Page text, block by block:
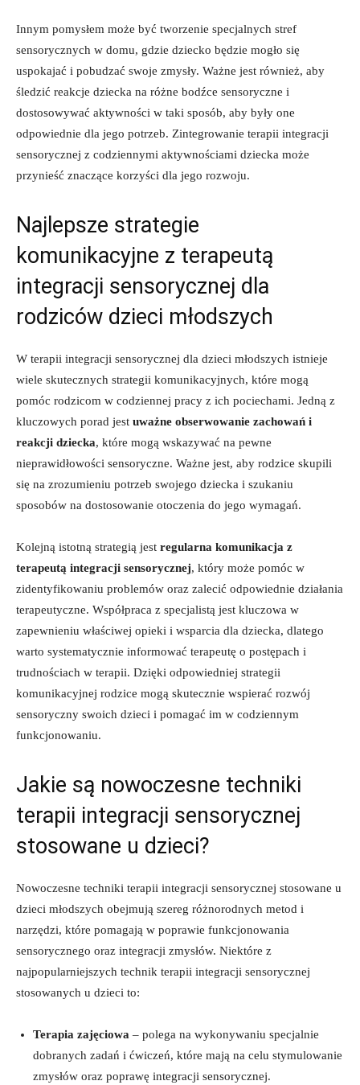
Innym pomysłem może być tworzenie specjalnych‍ stref
sensorycznych w ‍domu, ⁣gdzie⁣ dziecko​ będzie mogło ​się
⁢uspokajać ⁣i pobudzać swoje zmysły. Ważne jest również, aby
śledzić reakcje dziecka ⁢na różne bodźce⁢ sensoryczne‍ i
dostosowywać aktywności w taki sposób, aby ⁤były one
odpowiednie dla jego potrzeb. Zintegrowanie terapii integracji
sensorycznej⁢ z ‌codziennymi aktywnościami dziecka może⁤
przynieść ⁣znaczące korzyści dla jego​ rozwoju.
Najlepsze strategie
komunikacyjne ​z⁢ terapeutą
integracji‍ sensorycznej⁢ dla
⁤rodziców ⁣dzieci młodszych
W terapii integracji sensorycznej dla dzieci młodszych istnieje
wiele skutecznych ‍strategii komunikacyjnych, które⁤ mogą⁢
pomóc​ rodzicom w⁣ codziennej pracy z ich ‍pociechami. ⁢Jedną z​
kluczowych porad jest uważne obserwowanie zachowań i⁢
reakcji dziecka, ‍które mogą​ wskazywać ⁤na pewne
nieprawidłowości sensoryczne. Ważne jest,⁣ aby rodzice skupili
się ⁢na zrozumieniu potrzeb swojego ​dziecka i szukaniu
sposobów na dostosowanie ⁤otoczenia do jego ‌wymagań.
Kolejną istotną strategią‍ jest regularna komunikacja⁤ z
terapeutą integracji sensorycznej, który może pomóc w
zidentyfikowaniu problemów ​oraz ‍zalecić odpowiednie ⁤działania‍
terapeutyczne. Współpraca⁣ z ⁣specjalistą jest kluczowa⁢ w
zapewnieniu właściwej opieki ‌i wsparcia dla⁣ dziecka,‌ dlatego
‌warto systematycznie informować terapeutę o postępach i
‌trudnościach w terapii. ‌Dzięki odpowiedniej ⁣strategii
komunikacyjnej rodzice ⁣mogą skutecznie wspierać rozwój
⁣sensoryczny swoich ⁣dzieci⁤ i pomagać im w codziennym
funkcjonowaniu.
Jakie ‍są nowoczesne techniki
terapii integracji sensorycznej
‌stosowane u ‌dzieci?
Nowoczesne techniki⁢ terapii integracji sensorycznej⁣ stosowane u
dzieci młodszych obejmują szereg ‌różnorodnych metod i
⁣narzędzi, które pomagają w poprawie funkcjonowania
sensorycznego oraz integracji ⁤zmysłów. Niektóre z⁣
najpopularniejszych technik terapii integracji ‍sensorycznej
stosowanych u dzieci⁢ to:
Terapia zajęciowa – ‍polega na⁤ wykonywaniu specjalnie
dobranych‌ zadań i ćwiczeń, ⁢które mają na⁢ celu stymulowanie
‌zmysłów oraz poprawę⁤ integracji sensorycznej.